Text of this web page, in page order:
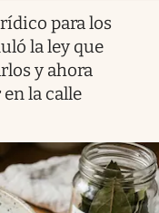
para los
la ley que
y ahora
la calle